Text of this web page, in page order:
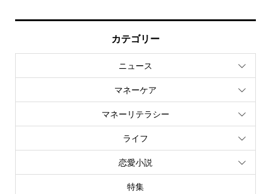
カテゴリー
ニュース
マネーケア
マネーリテラシー
ライフ
恋愛小説
特集